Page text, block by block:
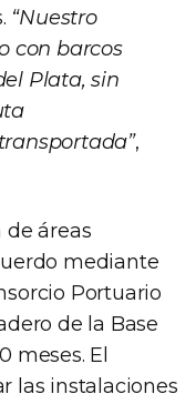
“Nuestro
con barcos
Plata, sin
,
de áreas
mediante
Portuario
de la Base
meses. El
las instalaciones